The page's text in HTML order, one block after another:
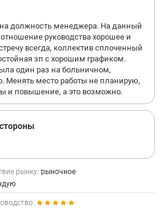
на должность менеджера. На данный
руководства хорошее и
всегда, коллектив сплоченный
зп с хорошим графиком.
один раз на больничном,
Менять место работы не планирую,
и повышение, а это возможно.
рынку: рыночное